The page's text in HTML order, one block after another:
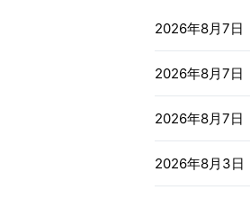
2026年8月7日
2026年8月7日
2026年8月7日
2026年8月3日